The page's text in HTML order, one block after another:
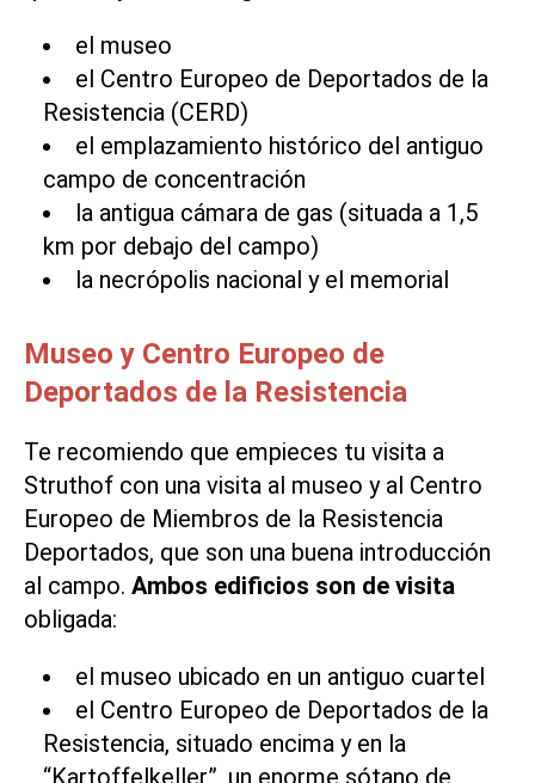
el museo
el Centro Europeo de Deportados de la
Resistencia (CERD)
el emplazamiento histórico del antiguo
campo de concentración
la antigua cámara de gas (situada a 1,5
km por debajo del campo)
la necrópolis nacional y el memorial
Museo y Centro Europeo de
Deportados de la Resistencia
Te recomiendo que empieces tu visita a
Struthof con una visita al museo y al Centro
Europeo de Miembros de la Resistencia
Deportados, que son una buena introducción
al campo. Ambos edificios son de visita
obligada:
el museo ubicado en un antiguo cuartel
el Centro Europeo de Deportados de la
Resistencia, situado encima y en la
“Kartoffelkeller”, un enorme sótano de